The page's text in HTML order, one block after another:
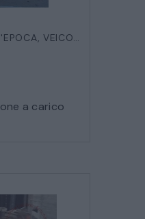
, VEICOLI D'EPOCA
a carico